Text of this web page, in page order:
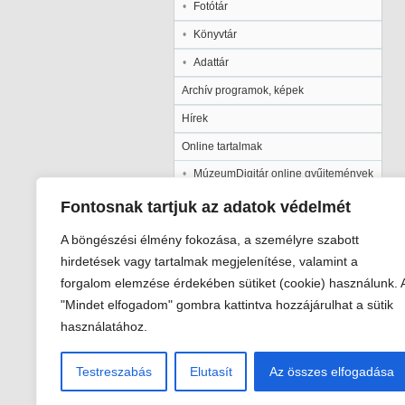
Fontosnak tartjuk az adatok védelmét
A böngészési élmény fokozása, a személyre szabott
hirdetések vagy tartalmak megjelenítése, valamint a
forgalom elemzése érdekében sütiket (cookie) használunk.
"Mindet elfogadom" gombra kattintva hozzájárulhat a sütik
használatához.
Testreszabás Elutasít Az összes elfogadása
Fotótár
Könyvtár
Adattár
Archív programok, képek
Hírek
Online tartalmak
MúzeumDigitár online gyűjtemények
Kalocsai Települési Értéktár
Múzeumpedagógia
Pályázatok
Galéria
Viski Károly Múzeum Kalocsa